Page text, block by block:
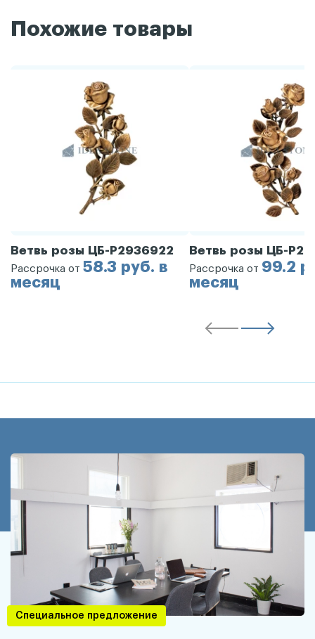
Похожие товары
Ветвь розы ЦБ-Р2936922
Рассрочка от 58.3 руб. в
месяц
Ветвь розы ЦБ-
Рассрочка от 99.2
месяц
Специальное предложение